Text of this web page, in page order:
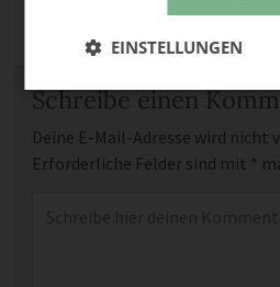
Schreibe einen
Deine E-Mail-Adresse wird nicht
Erforderliche Felder sind mit *
EINSTELLUNGEN